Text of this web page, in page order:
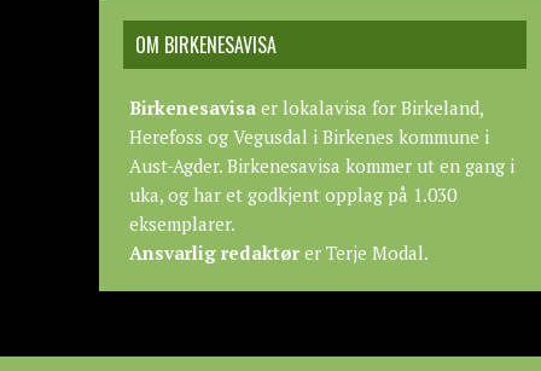
OM BIRKENESAVISA
Birkenesavisa er lokalavisa for Birkeland,
Herefoss og Vegusdal i Birkenes kommune i
Aust-Agder. Birkenesavisa kommer ut en gang i
uka, og har et godkjent opplag på 1.030
eksemplarer.
Ansvarlig redaktører Terje Modal.